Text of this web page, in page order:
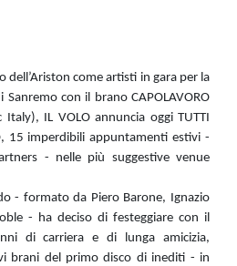
dell’Ariston come artisti in gara per la
Sanremo con il brano CAPOLAVORO
Italy), IL VOLO annuncia oggi TUTTI
15 imperdibili appuntamenti estivi -
- nelle più suggestive venue
- formato da Piero Barone, Ignazio
- ha deciso di festeggiare con il
di carriera e di lunga amicizia,
brani del primo disco di inediti - in